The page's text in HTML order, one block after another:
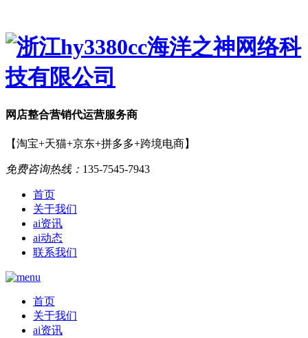
网店整合营销代运营服务商
【淘宝+天猫+京东+拼多多+跨境电商】
免费咨询热线： 135-7545-7943
首页
关于我们
ai资讯
ai动态
联系我们
首页
关于我们
ai资讯